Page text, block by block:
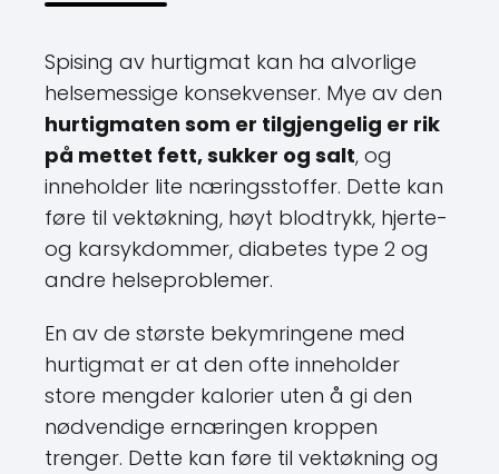
Spising av hurtigmat kan ha alvorlige
helsemessige konsekvenser. Mye av den
hurtigmaten som er tilgjengelig er rik
på mettet fett, sukker og salt, og
inneholder lite næringsstoffer. Dette kan
føre til vektøkning, høyt blodtrykk, hjerte-
og karsykdommer, diabetes type 2 og
andre helseproblemer.
En av de største bekymringene med
hurtigmat er at den ofte inneholder
store mengder kalorier uten å gi den
nødvendige ernæringen kroppen
trenger. Dette kan føre til vektøkning og